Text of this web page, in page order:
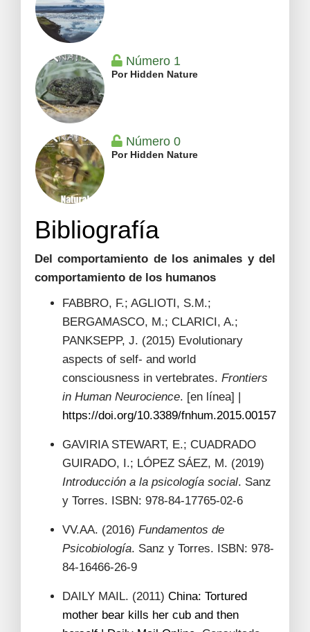
Número 1
Por Hidden Nature
Número 0
Por Hidden Nature
Bibliografía
Del comportamiento de los animales y del
comportamiento de los humanos
FABBRO, F.; AGLIOTI, S.M.;
BERGAMASCO, M.; CLARICI, A.;
PANKSEPP, J. (2015) Evolutionary
aspects of self- and world
consciousness in vertebrates. Frontiers
in Human Neurocience. [en línea] |
https://doi.org/10.3389/fnhum.2015.00157
GAVIRIA STEWART, E.; CUADRADO
GUIRADO, I.; LÓPEZ SÁEZ, M. (2019)
Introducción a la psicología social. Sanz
y Torres. ISBN: 978-84-17765-02-6
VV.AA. (2016) Fundamentos de
Psicobiología. Sanz y Torres. ISBN: 978-
84-16466-26-9
DAILY MAIL. (2011) China: Tortured
mother bear kills her cub and then